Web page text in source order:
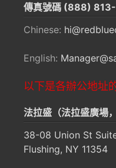
傳真號碼 (888)
Chinese:
English:
以下是各辦公地址
法拉盛（法拉盛廣場
38-08 Union St
Flushing, NY 11354